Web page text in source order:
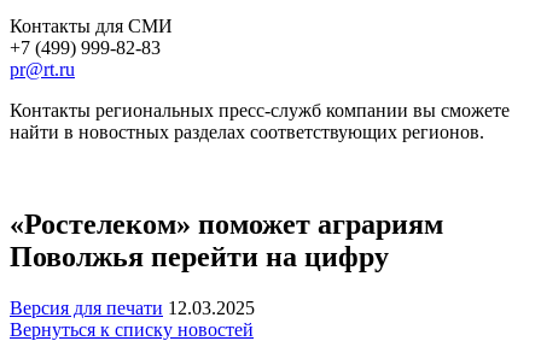
Контакты для СМИ
+7 (499) 999-82-83
pr@rt.ru
Контакты региональных пресс-служб компании вы сможете
найти в новостных разделах соответствующих регионов.
«Ростелеком» поможет аграриям
Поволжья перейти на цифру
Версия для печати 12.03.2025
Вернуться к списку новостей